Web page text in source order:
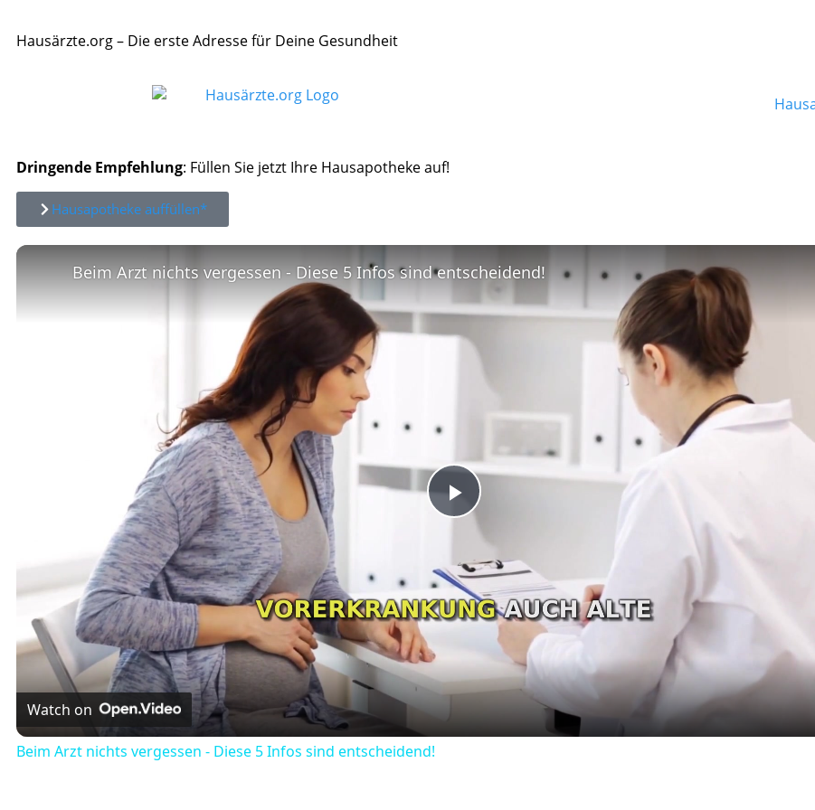
Hausärzte.org – Die erste Adresse für Deine Gesundheit
Dringende Empfehlung: Füllen Sie jetzt Ihre Hausapotheke auf!
Hausapotheke auffüllen*
Play
Video
Beim Arzt nichts vergessen - Diese 5 Infos sind entscheidend!
Watch on
Beim Arzt nichts vergessen - Diese 5 Infos sind entscheidend!